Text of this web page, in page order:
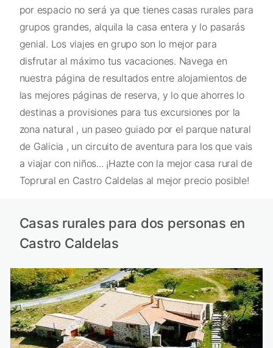
por espacio no será ya que tienes casas rurales para
grupos grandes, alquila la casa entera y lo pasarás
genial. Los viajes en grupo son lo mejor para
disfrutar al máximo tus vacaciones. Navega en
nuestra página de resultados entre alojamientos de
las mejores páginas de reserva, y lo que ahorres lo
destinas a provisiones para tus excursiones por la
zona natural , un paseo guiado por el parque natural
de Galicia , un circuito de aventura para los que vais
a viajar con niños... ¡Hazte con la mejor casa rural de
Toprural en Castro Caldelas al mejor precio posible!
Casas rurales para dos personas en
Castro Caldelas